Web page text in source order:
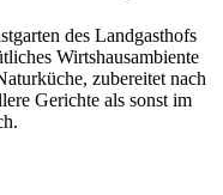
des Landgasthofs
Wirtshausambiente
zubereitet nach
Gerichte als sonst im